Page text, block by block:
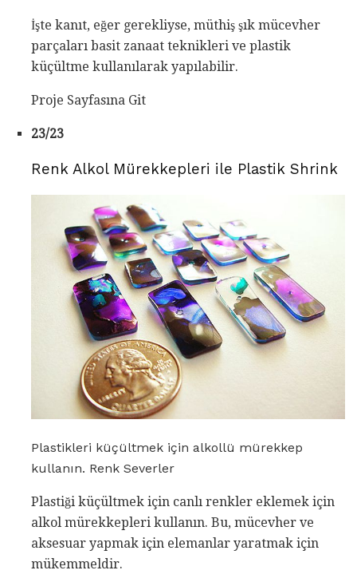
İşte kanıt, eğer gerekliyse, müthiş şık mücevher
parçaları basit zanaat teknikleri ve plastik
küçültme kullanılarak yapılabilir.
Proje Sayfasına Git
23/23
Renk Alkol Mürekkepleri ile Plastik Shrink
Plastikleri küçültmek için alkollü mürekkep
kullanın. Renk Severler
Plastiği küçültmek için canlı renkler eklemek için
alkol mürekkepleri kullanın. Bu, mücevher ve
aksesuar yapmak için elemanlar yaratmak için
mükemmeldir.